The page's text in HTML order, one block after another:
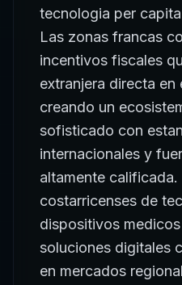
tecnologia per
Las zonas francas
incentivos fiscales
extranjera directa en
creando un
sofisticado con
internacionales y
altamente calificada.
costarricenses de
dispositivos
soluciones digitales
en mercados